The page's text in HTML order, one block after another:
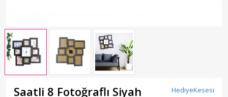
HediyeKesesi
Saatli 8 Fotoğraflı Siyah